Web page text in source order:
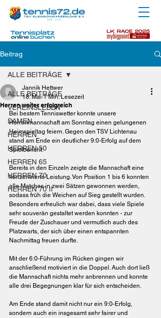
Beitrag
ALLE BEITRÄGE
VEREINSLEBEN
DAMEN
HERREN
HERREN 50
HERREN 65
HERREN 70
HERREN 70 II
ALLE BEITRÄGE
Herren weiter erfolgreich
Jannik Hettwer
18. Mai 1 Min. Lesezeit
Bei bestem Tenniswetter konnte unsere
Herrenmannschaft am Sonntag einen gelungenen
Heimspieltag feiern. Gegen den TSV Lichtenau
stand am Ende ein deutlicher 9:0-Erfolg auf dem
Spielbericht.
Bereits in den Einzeln zeigte die Mannschaft eine
konzentrierte Leistung. Von Position 1 bis 6 konnten
alle Matches in zwei Sätzen gewonnen werden,
sodass früh die Weichen auf Sieg gestellt wurden.
Besonders erfreulich war dabei, dass viele Spiele
sehr souverän gestaltet werden konnten - zur
Freude der Zuschauer und vermutlich auch des
Platzwarts, der sich über einen entspannten
Nachmittag freuen durfte.
Mit der 6:0-Führung im Rücken gingen wir
anschließend motiviert in die Doppel. Auch dort ließ
die Mannschaft nichts mehr anbrennen und konnte
alle drei Begegnungen klar für sich entscheiden.
Am Ende stand damit nicht nur ein 9:0-Erfolg,
sondern auch ein insgesamt sehr fairer und